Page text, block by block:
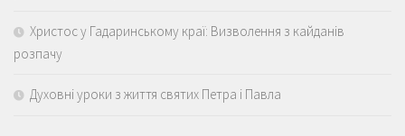
Христос у Гадаринському краї: Визволення з кайданів
розпачу
Духовні уроки з життя святих Петра і Павла